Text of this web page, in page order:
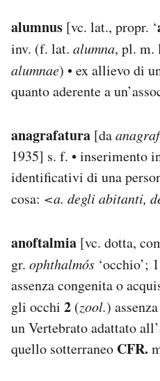
alumnus [vc. lat., propr. ‘
inv. (f. lat. alumna, pl. m.
alumnae) • ex allievo di
quanto aderente a
anagrafatura [da
1935] s. f. • inserimento
identificativi di una
cosa: <a. degli abitanti,
anoftalmia [vc. dotta,
gr. ophthalmós ‘occhio’;
assenza congenita o
gli occhi 2 (zool.)
un Vertebrato adattato
quello sotterraneo CFR.